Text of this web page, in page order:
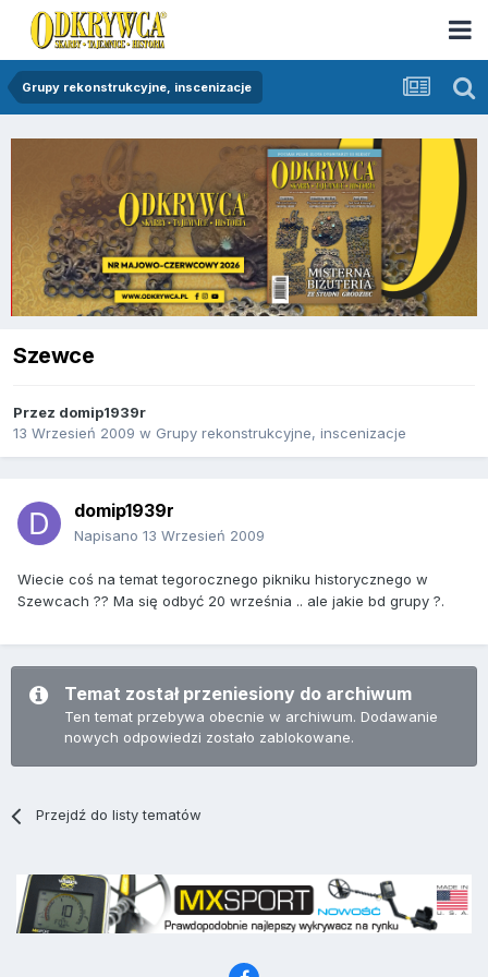
Grupy rekonstrukcyjne, inscenizacje
Szewce
Przez domip1939r
13 Wrzesień 2009 w Grupy rekonstrukcyjne, inscenizacje
domip1939r
Napisano 13 Wrzesień 2009
Wiecie coś na temat tegorocznego pikniku historycznego w
Szewcach ?? Ma się odbyć 20 września .. ale jakie bd grupy ?.
Temat został przeniesiony do archiwum
Ten temat przebywa obecnie w archiwum. Dodawanie
nowych odpowiedzi zostało zablokowane.
Przejdź do listy tematów